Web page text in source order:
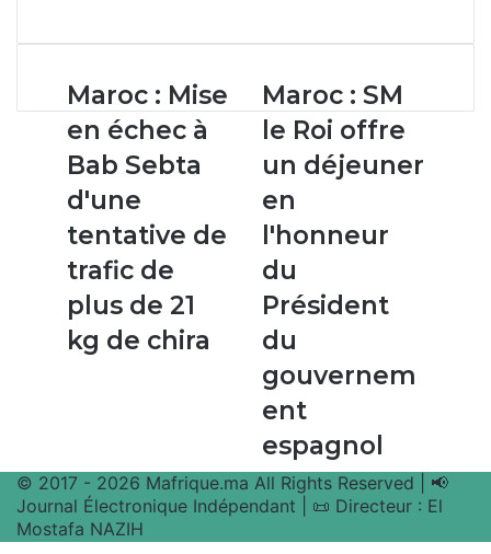
email
Maroc
:
Mise
en
échec
à
Bab
Sebta
d'une
tentative
de
trafic
de
chira
Maroc : Mise
en échec à
Bab Sebta
d'une
tentative de
trafic de
plus de 21
kg de chira
Maroc :
SM
le
Roi
offre
un
déjeuner
en
l'honneur
du
Président
du
espagnol
Maroc : SM
le Roi offre
un déjeuner
en
l'honneur
du
Président
du
gouvernem
ent
espagnol
© 2017 - 2026 Mafrique.ma All Rights Reserved | 📢
Journal Électronique Indépendant | 📜 Directeur : El
Mostafa NAZIH